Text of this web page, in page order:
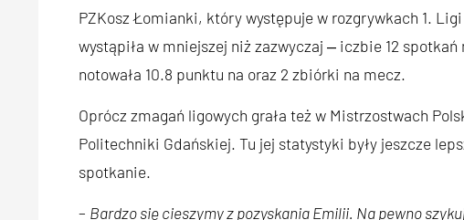
PZKosz Łomianki, który występuje w rozgrywkach 1.
wystąpiła w mniejszej niż zazwyczaj ‒ iczbie 12
notowała 10.8 punktu na oraz 2 zbiórki na mecz.
Oprócz zmagań ligowych grała też w Mistrzostwach
Politechniki Gdańskiej. Tu jej statystyki były jeszcze
spotkanie.
– Bardzo się cieszymy z pozyskania Emilii. Na pewno